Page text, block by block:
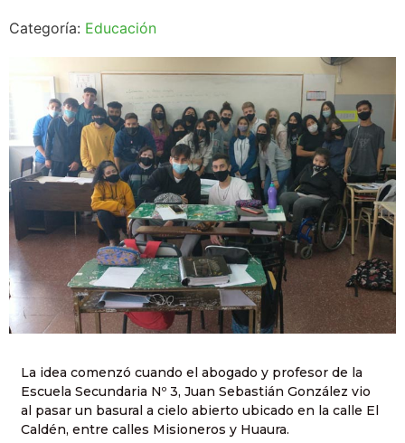
Categoría: Educación
La idea comenzó cuando el abogado y profesor de la
Escuela Secundaria Nº 3, Juan Sebastián González vio
al pasar un basural a cielo abierto ubicado en la calle El
Caldén, entre calles Misioneros y Huaura.